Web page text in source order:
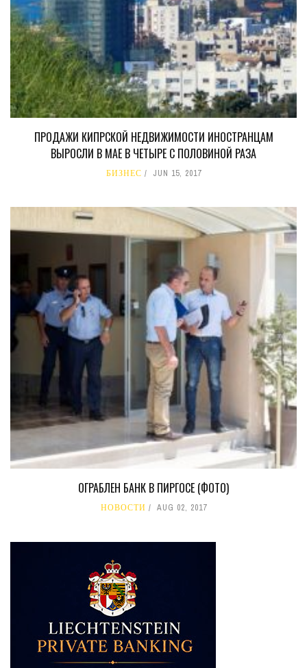
ПРОДАЖИ КИПРСКОЙ НЕДВИЖИМОСТИ ИНОСТРАНЦАМ
ВЫРОСЛИ В МАЕ В ЧЕТЫРЕ С ПОЛОВИНОЙ РАЗА
БИЗНЕС JUN 15, 2017
ОГРАБЛЕН БАНК В ПИРГОСЕ (ФОТО)
НОВОСТИ AUG 02, 2017